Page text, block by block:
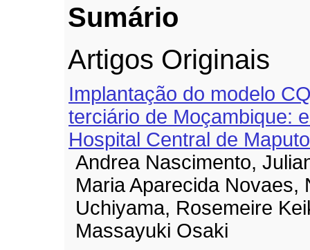
Sumário
Artigos Originais
Implantação do modelo
terciário de Moçambique:
Hospital Central de Maputo
Andrea Nascimento,
Maria Aparecida Novaes,
Uchiyama, Rosemeire
Massayuki Osaki